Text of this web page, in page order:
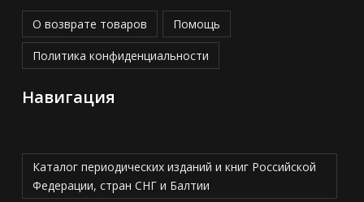
О возврате товаров Помощь
Политика конфиденциальности
Навигация
Каталог периодических изданий и книг Российской
Федерации, стран СНГ и Балтии